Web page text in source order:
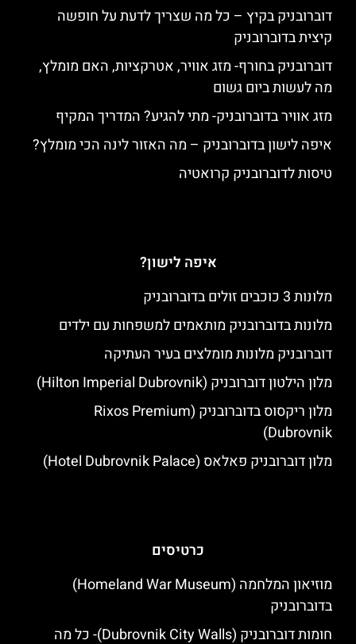
דוברובניק בקיץ – כל מה שצריך לדעת על חופשה
קיצית בדוברובניק
דוברובניק בחורף- מזג אוויר, אטרקציות, האם מומלץ,
מה לעשות ביום גשום
מזג אוויר בדוברובניק- מתי להגיע? המדריך המקיף
איפה לישון בדוברובניק – מה האזור לינה הכי מומלץ?
טיסות לדוברובניק קרואטיה
איפה לישון?
מלונות 3 כוכבים זולים בדוברובניק
מלונות בדוברובניק מותאמים למשפחות עם ילדים
דוברובניק מלונות מומלצים בעיר העתיקה
מלון הילטון דוברובניק (Hilton Imperial Dubrovnik)
מלון ריקסוס בדוברובניק (Rixos Premium
Dubrovnik)
מלון דוברובניק פאלאס (Hotel Dubrovnik Palace)
כרטיסים
מוזיאון המלחמה (Homeland War Museum)
בדוברובניק
חומות דוברובניק (Dubrovnik City Walls)- כל מה